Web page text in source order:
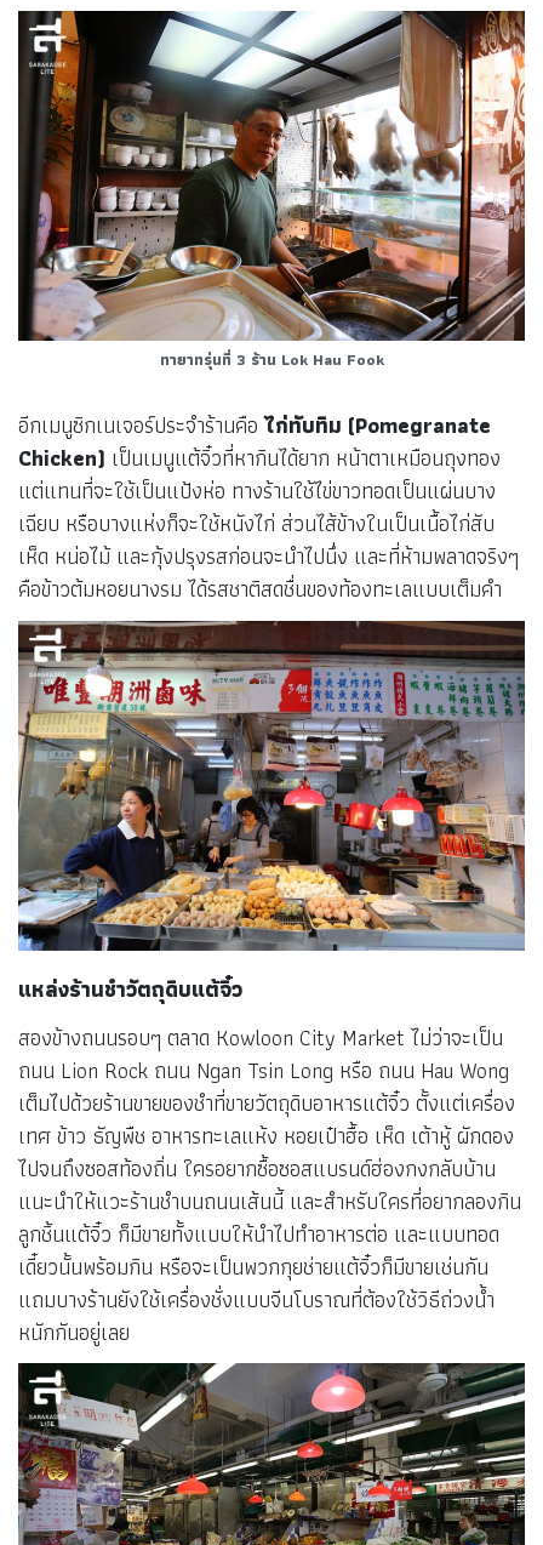
ทายาทรุ่นที่ 3 ร้าน Lok Hau Fook
อีกเมนูซิกเนเจอร์ประจำร้านคือไก่ทับทิม (Pomegranate
Chicken) เป็นเมนูแต้จิ๋วที่หากินได้ยาก หน้าตาเหมือนถุงทอง
แต่แทนที่จะใช้เป็นแป้งห่อ ทางร้านใช้ไข่ขาวทอดเป็นแผ่นบาง
เฉียบ หรือบางแห่งก็จะใช้หนังไก่ ส่วนไส้ข้างในเป็นเนื้อไก่สับ
เห็ด หน่อไม้ และกุ้งปรุงรสก่อนจะนำไปนึ่ง และที่ห้ามพลาดจริงๆ
คือข้าวต้มหอยนางรม ได้รสชาติสดชื่นของท้องทะเลแบบเต็มคำ
แหล่งร้านชำวัตถุดิบแต้จิ๋ว
สองข้างถนนรอบๆ ตลาด Kowloon City Market ไม่ว่าจะเป็น
ถนน Lion Rock ถนน Ngan Tsin Long หรือ ถนน Hau Wong
เต็มไปด้วยร้านขายของชำที่ขายวัตถุดิบอาหารแต้จิ๋ว ตั้งแต่เครื่อง
เทศ ข้าว ธัญพืช อาหารทะเลแห้ง หอยเป๋าฮื้อ เห็ด เต้าหู้ ผักดอง
ไปจนถึงซอสท้องถิ่น ใครอยากซื้อซอสแบรนด์ฮ่องกงกลับบ้าน
แนะนำให้แวะร้านชำบนถนนเส้นนี้ และสำหรับใครที่อยากลองกิน
ลูกชิ้นแต้จิ๋ว ก็มีขายทั้งแบบให้นำไปทำอาหารต่อ และแบบทอด
เดี๋ยวนั้นพร้อมกิน หรือจะเป็นพวกกุยช่ายแต้จิ๋วก็มีขายเช่นกัน
แถมบางร้านยังใช้เครื่องชั่งแบบจีนโบราณที่ต้องใช้วิธีถ่วงน้ำ
หนักกันอยู่เลย